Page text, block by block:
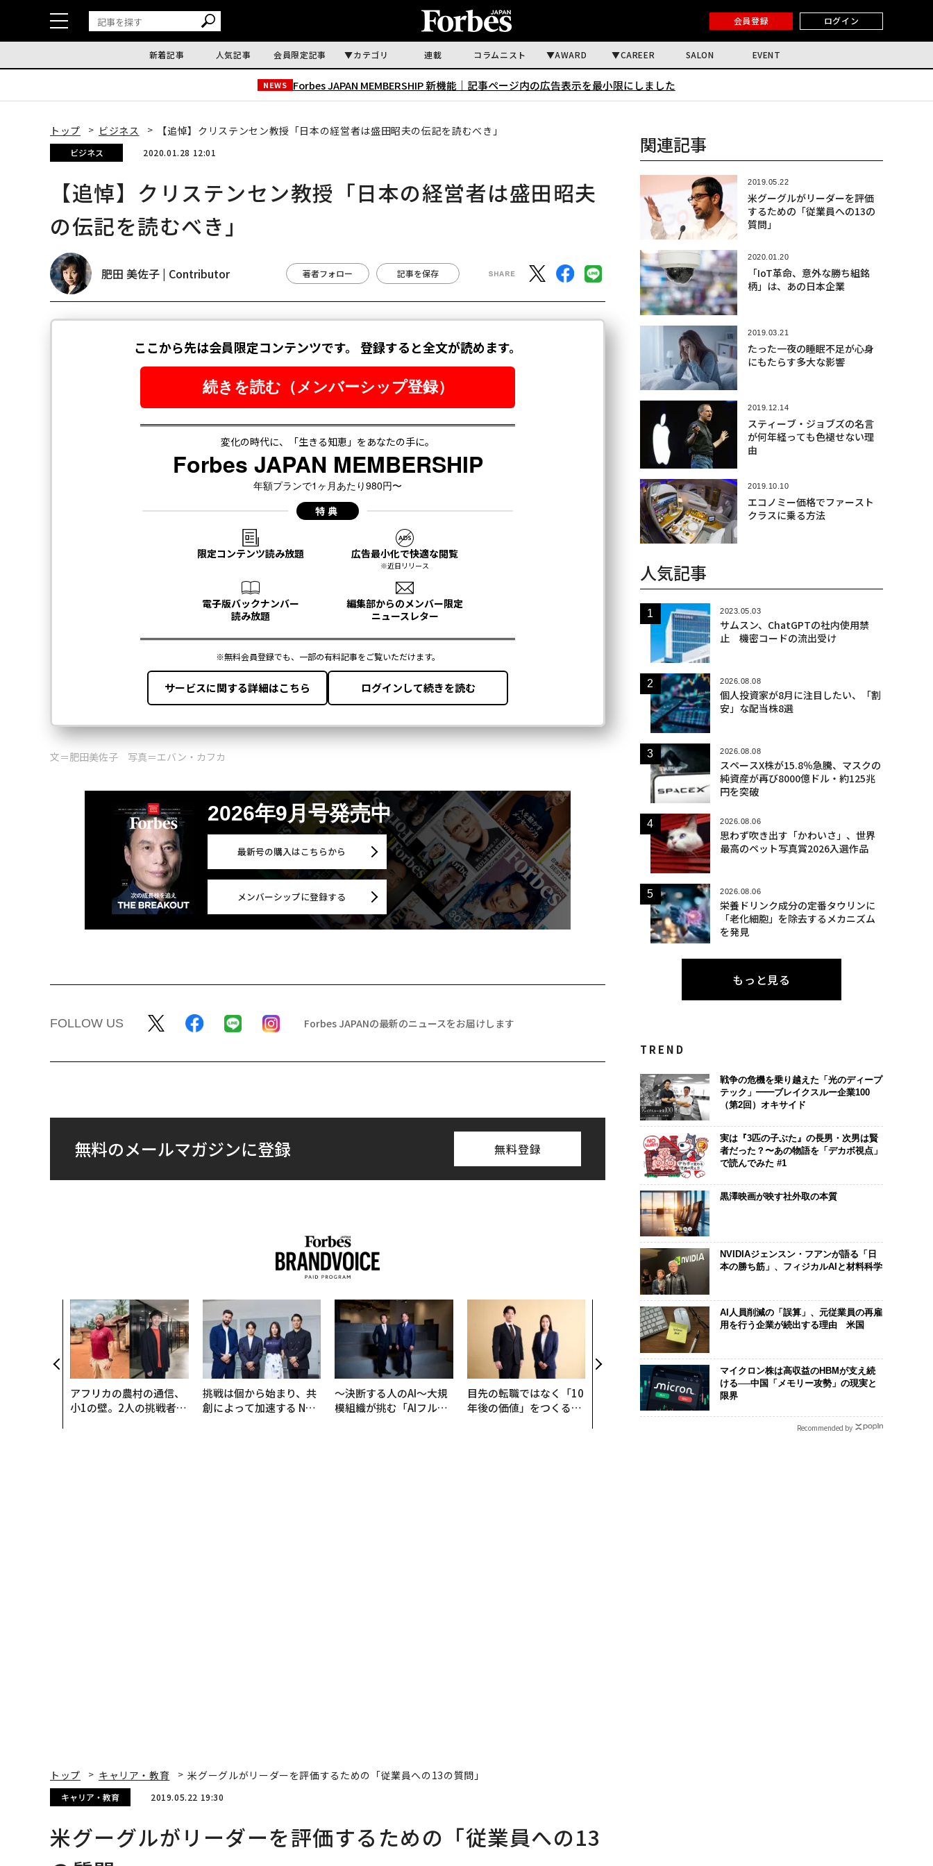
会員登録 ログイン
新着記事 人気記事 会員限定記事 カテゴリ 連載 コラムニスト AWARD CAREER SALON EVENT
NEWS Forbes JAPAN MEMBERSHIP 新機能｜ 記事ページ内の広告表示を最小限にしました
トップ ビジネス 【追悼】クリステンセン教授「日本の経営者は盛田昭夫の伝記を読むべき」
ビジネス 2020.01.28 12:01
【追悼】クリステンセン教授「日本の経営者は盛田昭夫
の伝記を読むべき」
肥田 美佐子 | Contributor 著者フォロー 記事を保存
文＝肥田美佐子 写真＝エバン・カフカ
2026年9月号発売中
最新号の購入はこちらから
メンバーシップに登録する
FOLLOW US Forbes JAPANの最新のニュースをお届けします
無料のメールマガジンに登録 無料登録
アフリカの農村の通信、
小1の壁。2人の挑戦者が
挑戦は個から始まり、共
創によって加速する NOR
〜決断する人のAI〜大規
模組織が挑む「AIフル実
目先の転職ではなく「10
年後の価値」をつくる─
パシフィックコンサルタ
ンツ技師長の"北極星"。
災害への無力感を乗り越
え見つけた、防災一筋20
革新は下山で生まれる─
─レクサスが新型TZとE
R」の哲学
伝統を礎に、
義する 125
来
関連記事
2019.05.22
米グーグルがリーダーを評価
するための「従業員への13の
質問」
2020.01.20
「IoT革命、意外な勝ち組銘
柄」は、あの日本企業
2019.03.21
たった一夜の睡眠不足が心身
にもたらす多大な影響
2019.12.14
スティーブ・ジョブズの名言
が何年経っても色褪せない理
由
2019.10.10
エコノミー価格でファースト
クラスに乗る方法
人気記事
2023.05.03
サムスン、ChatGPTの社内使用禁
止 機密コードの流出受け
2026.08.08
個人投資家が8月に注目したい、「割
安」な配当株8選
2026.08.08
スペースX株が15.8％急騰、マスクの
純資産が再び8000億ドル・約125兆
円を突破
2026.08.06
思わず吹き出す「かわいさ」、世界
最高のペット写真賞2026入選作品
2026.08.06
栄養ドリンク成分の定番タウリンに
「老化細胞」を除去するメカニズム
を発見
もっと見る
TREND
戦争の危機を乗り越えた「光のディープ
テック」━━ブレイクスルー企業100
（第2回）オキサイド
実は『3匹の子ぶた』の長男・次男は賢
者だった？〜あの物語を「デカボ視点」
で読んでみた #1
黒澤映画が映す社外取の本質
NVIDIAジェンスン・フアンが語る「日
本の勝ち筋」、フィジカルAIと材料科学
AI人員削減の「誤算」、元従業員の再雇
用を行う企業が続出する理由 米国
マイクロン株は高収益のHBMが支え続
ける──中国「メモリー攻勢」の現実と
限界
Recommended by